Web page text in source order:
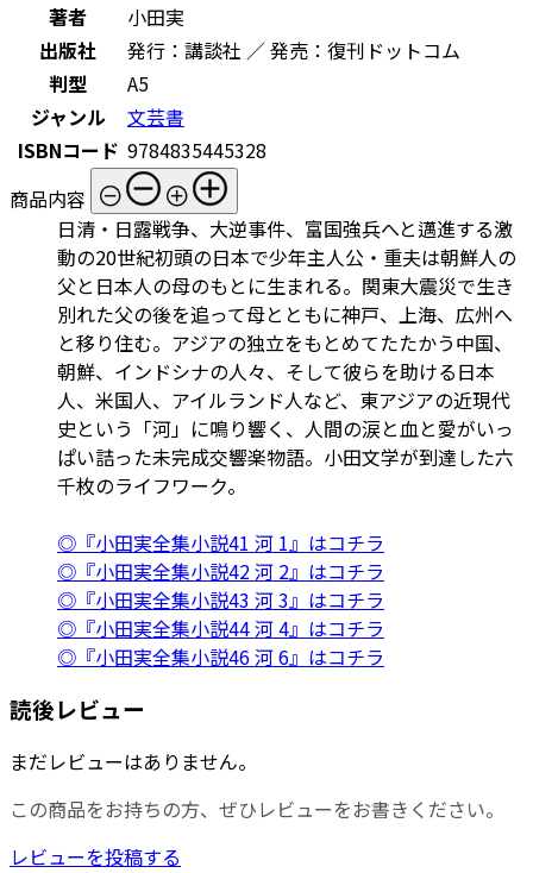
著者
小田実
出版社
発行：講談社 ／ 発売：復刊ドットコム
判型
A5
ジャンル
文芸書
ISBNコード 9784835445328
商品内容
日清・日露戦争、大逆事件、富国強兵へと邁進する激
動の20世紀初頭の日本で少年主人公・重夫は朝鮮人の
父と日本人の母のもとに生まれる。関東大震災で生き
別れた父の後を追って母とともに神戸、上海、広州へ
と移り住む。アジアの独立をもとめてたたかう中国、
朝鮮、インドシナの人々、そして彼らを助ける日本
人、米国人、アイルランド人など、東アジアの近現代
史という「河」に鳴り響く、人間の涙と血と愛がいっ
ぱい詰った未完成交響楽物語。小田文学が到達した六
千枚のライフワーク。
◎『小田実全集小説41 河 1』はコチラ
◎『小田実全集小説42 河 2』はコチラ
◎『小田実全集小説43 河 3』はコチラ
◎『小田実全集小説44 河 4』はコチラ
◎『小田実全集小説46 河 6』はコチラ
読後レビュー
まだレビューはありません。
この商品をお持ちの方、ぜひレビューをお書きください。
レビューを投稿する